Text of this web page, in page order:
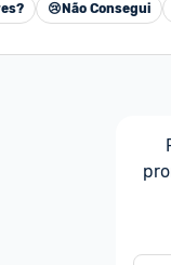
😢 Não Consegui